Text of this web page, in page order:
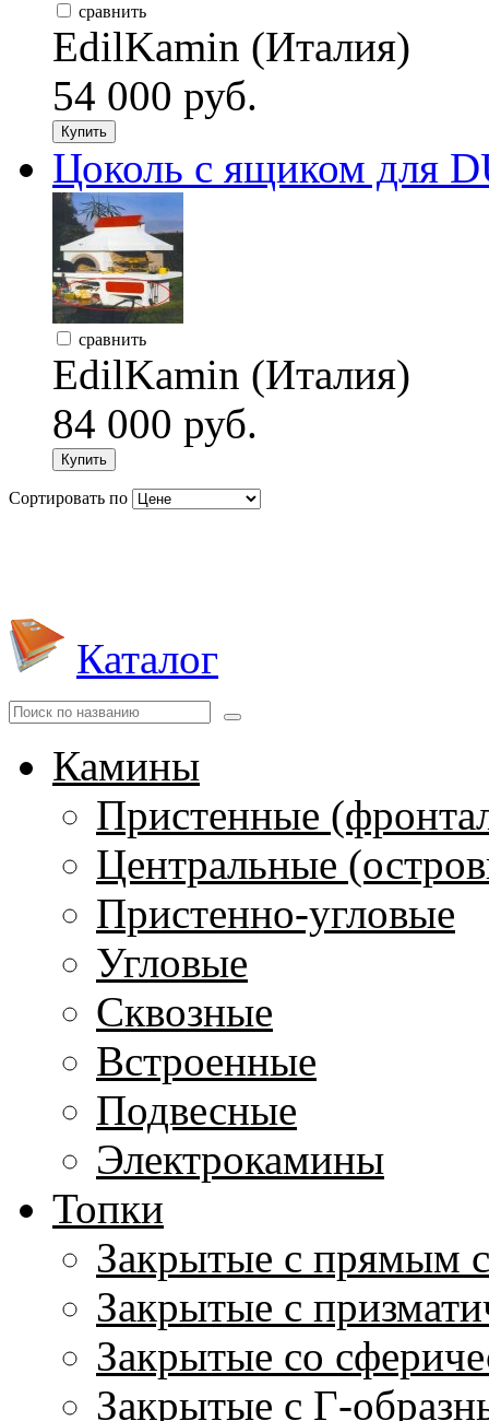
сравнить
EdilKamin (Италия)
54 000 руб.
Купить
Цоколь с ящиком для
сравнить
EdilKamin (Италия)
84 000 руб.
Купить
Сортировать по
Каталог
Камины
Пристенные
Центральные
Пристенно-угловые
Угловые
Сквозные
Встроенные
Подвесные
Электрокамины
Топки
Закрытые с прямым
Закрытые с
Закрытые со
Закрытые с Г-